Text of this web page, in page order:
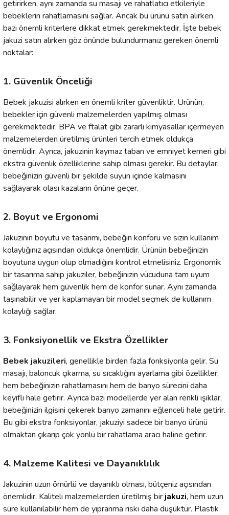
getirirken, aynı zamanda su masajı ve rahatlatıcı etkileriyle
bebeklerin rahatlamasını sağlar. Ancak bu ürünü satın alırken
bazı önemli kriterlere dikkat etmek gerekmektedir. İşte bebek
jakuzi satın alırken göz önünde bulundurmanız gereken önemli
noktalar:
1. Güvenlik Önceliği
Bebek jakuzisi alırken en önemli kriter güvenliktir. Ürünün,
bebekler için güvenli malzemelerden yapılmış olması
gerekmektedir. BPA ve ftalat gibi zararlı kimyasallar içermeyen
malzemelerden üretilmiş ürünleri tercih etmek oldukça
önemlidir. Ayrıca, jakuzinin kaymaz taban ve emniyet kemeri gibi
ekstra güvenlik özelliklerine sahip olması gerekir. Bu detaylar,
bebeğinizin güvenli bir şekilde suyun içinde kalmasını
sağlayarak olası kazaların önüne geçer.
2. Boyut ve Ergonomi
Jakuzinin boyutu ve tasarımı, bebeğin konforu ve sizin kullanım
kolaylığınız açısından oldukça önemlidir. Ürünün bebeğinizin
boyutuna uygun olup olmadığını kontrol etmelisiniz. Ergonomik
bir tasarıma sahip jakuziler, bebeğinizin vücuduna tam uyum
sağlayarak hem güvenlik hem de konfor sunar. Aynı zamanda,
taşınabilir ve yer kaplamayan bir model seçmek de kullanım
kolaylığı sağlar.
3. Fonksiyonellik ve Ekstra Özellikler
Bebek jakuzileri, genellikle birden fazla fonksiyonla gelir. Su
masajı, baloncuk çıkarma, su sıcaklığını ayarlama gibi özellikler,
hem bebeğinizin rahatlamasını hem de banyo sürecini daha
keyifli hale getirir. Ayrıca bazı modellerde yer alan renkli ışıklar,
bebeğinizin ilgisini çekerek banyo zamanını eğlenceli hale getirir.
Bu gibi ekstra fonksiyonlar, jakuziyi sadece bir banyo ürünü
olmaktan çıkarıp çok yönlü bir rahatlama aracı haline getirir.
4. Malzeme Kalitesi ve Dayanıklılık
Jakuzinin uzun ömürlü ve dayanıklı olması, bütçeniz açısından
önemlidir. Kaliteli malzemelerden üretilmiş bir jakuzi, hem uzun
süre kullanılabilir hem de yıpranma riski daha düşüktür. Plastik